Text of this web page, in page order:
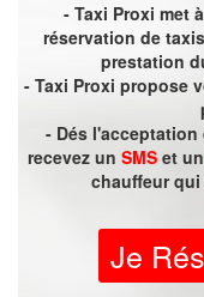
- Taxi Proxi met
réservation de
prestation
- Taxi Proxi propose
- Dés
recevez un SMSet un
chauffeur
Je